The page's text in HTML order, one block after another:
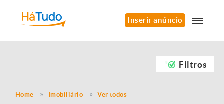
Inserir anúncio
Filtros
Home Imobiliário Ver todos